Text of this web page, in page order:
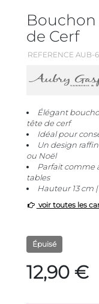
de Cerf
REFERENCE AUB-
Élégant
tête de cerf
Idéal pour
Un design
ou Noël
Parfait comme
tables
Hauteur 13 cm
voir toutes les
Épuisé
12,90 €